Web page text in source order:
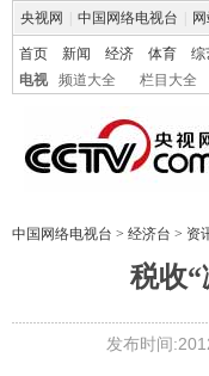
央视网 中国网络电视台
首页 新闻 经济 体育 综
电视
频道大全 栏目大全
中国网络电视台 > 经济台 > 资
税收
发布时间